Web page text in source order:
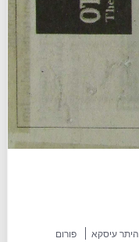
היתר עיסקא פורום